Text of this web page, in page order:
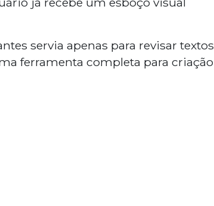
servia apenas para revisar textos
ferramenta completa para criação